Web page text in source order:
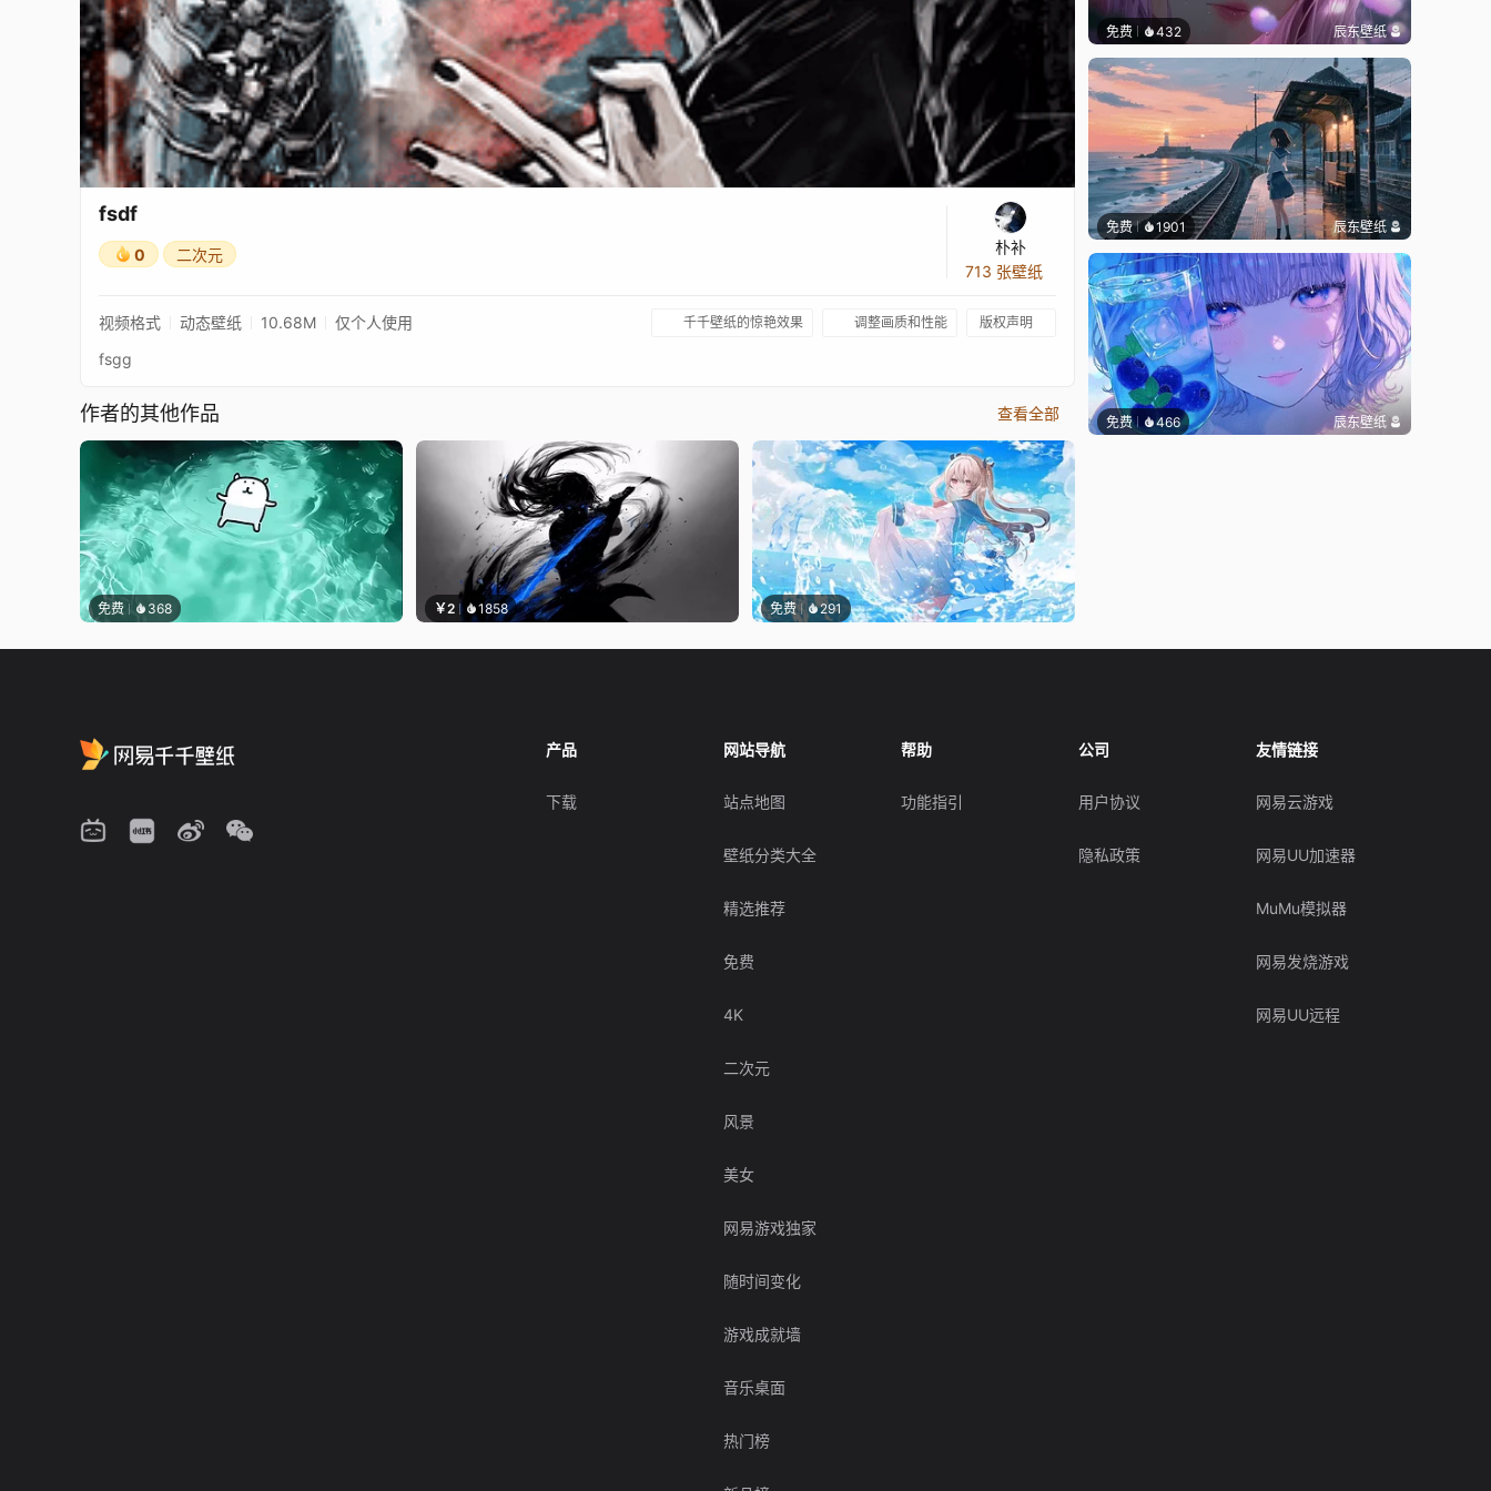
fsdf
0 二次元
朴补
713 张壁纸
视频格式 动态壁纸 10.68M 仅个人使用 千千壁纸的惊艳效果 调整画质和性能 版权声明
fsgg
作者的其他作品 查看全部
免费 368 ￥2 1858 免费 291
免费 432 辰东壁纸
免费 1901 辰东壁纸
免费 466 辰东壁纸
产品
下载
网站导航
站点地图
壁纸分类大全
精选推荐
免费
4K
二次元
风景
美女
网易游戏独家
随时间变化
游戏成就墙
音乐桌面
热门榜
帮助
功能指引
公司
用户协议
隐私政策
友情链接
网易云游戏
网易UU加速器
MuMu模拟器
网易发烧游戏
网易UU远程